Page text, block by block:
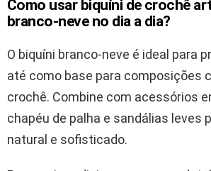
Como usar biquíni de crochê
branco-neve no dia a dia?
O biquíni branco-neve é ideal para
até como base para composições
crochê. Combine com acessórios
chapéu de palha e sandálias leves
natural e sofisticado.